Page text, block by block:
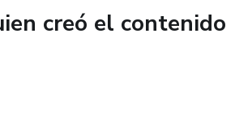
con emprendedores que
creó el contenido